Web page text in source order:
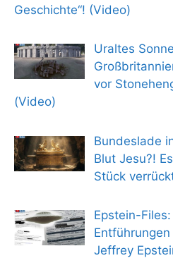
Geschichte“! (Video)
Uraltes
vor
(Video)
Bundeslade
Blut Jesu?!
Stück
Epstein-
Jeffrey